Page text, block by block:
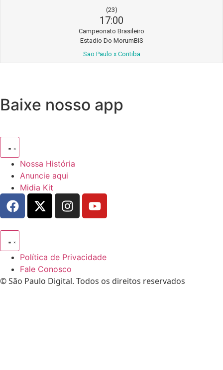
(23)
17:00
Campeonato Brasileiro
Estadio Do MorumBIS
Sao Paulo x Coritiba
Baixe nosso app
Nossa História
Anuncie aqui
Midia Kit
Política de Privacidade
Fale Conosco
© São Paulo Digital. Todos os direitos reservados